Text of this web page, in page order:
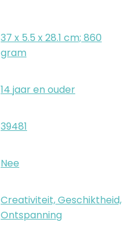
‎37 x 5.5 x 28.1 cm; 860
gram
‎14 jaar en ouder
‎39481
‎Nee
‎Creativiteit, Geschiktheid,
Ontspanning